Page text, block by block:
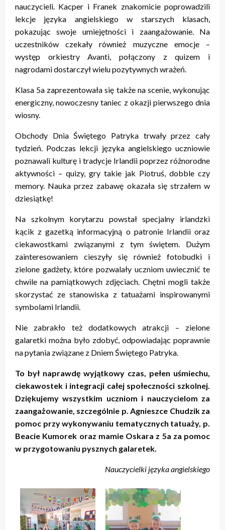
nauczycieli. Kacper i Franek znakomicie poprowadzili
lekcje języka angielskiego w starszych klasach,
pokazując swoje umiejętności i zaangażowanie. Na
uczestników czekały również muzyczne emocje –
występ orkiestry Avanti, połączony z quizem i
nagrodami dostarczył wielu pozytywnych wrażeń.
Klasa 5a zaprezentowała się także na scenie, wykonując
energiczny, nowoczesny taniec z okazji pierwszego dnia
wiosny.
Obchody Dnia Świętego Patryka trwały przez cały
tydzień. Podczas lekcji języka angielskiego uczniowie
poznawali kulturę i tradycje Irlandii poprzez różnorodne
aktywności – quizy, gry takie jak Piotruś, dobble czy
memory. Nauka przez zabawę okazała się strzałem w
dziesiątkę!
Na szkolnym korytarzu powstał specjalny irlandzki
kącik z gazetką informacyjną o patronie Irlandii oraz
ciekawostkami związanymi z tym świętem. Dużym
zainteresowaniem cieszyły się również fotobudki i
zielone gadżety, które pozwalały uczniom uwiecznić te
chwile na pamiątkowych zdjęciach. Chętni mogli także
skorzystać ze stanowiska z tatuażami inspirowanymi
symbolami Irlandii.
Nie zabrakło też dodatkowych atrakcji – zielone
galaretki można było zdobyć, odpowiadając poprawnie
na pytania związane z Dniem Świętego Patryka.
To był naprawdę wyjątkowy czas, pełen uśmiechu,
ciekawostek i integracji całej społeczności szkolnej.
Dziękujemy wszystkim uczniom i nauczycielom za
zaangażowanie, szczególnie p. Agnieszce Chudzik za
pomoc przy wykonywaniu tematycznych tatuaży, p.
Beacie Kumorek oraz mamie Oskara z 5a za pomoc
w przygotowaniu pysznych galaretek.
Nauczycielki języka angielskiego